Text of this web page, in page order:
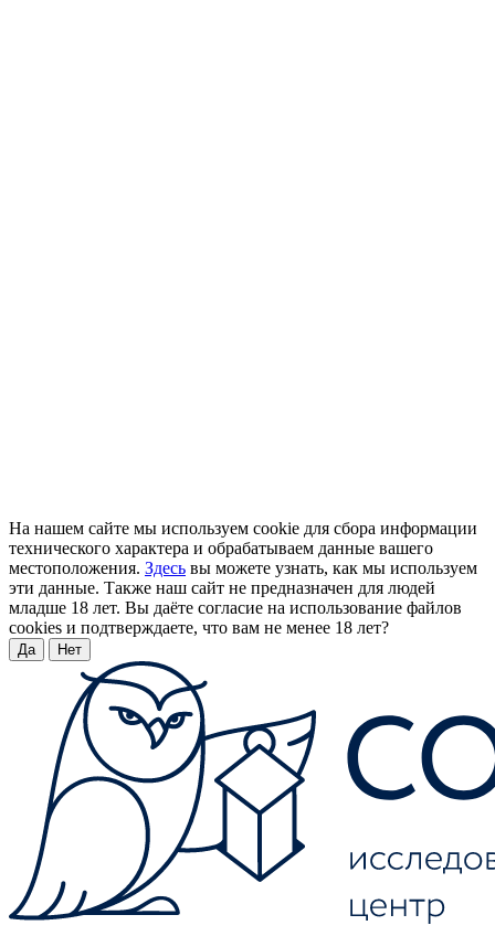
На нашем сайте мы используем cookie для сбора информации
технического характера и обрабатываем данные вашего
местоположения. Здесь вы можете узнать, как мы используем
эти данные. Также наш сайт не предназначен для людей
младше 18 лет. Вы даёте согласие на использование файлов
cookies и подтверждаете, что вам не менее 18 лет?
Да Нет